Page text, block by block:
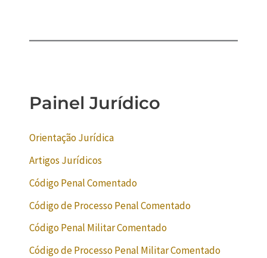
Painel Jurídico
Orientação Jurídica
Artigos Jurídicos
Código Penal Comentado
Código de Processo Penal Comentado
Código Penal Militar Comentado
Código de Processo Penal Militar Comentado